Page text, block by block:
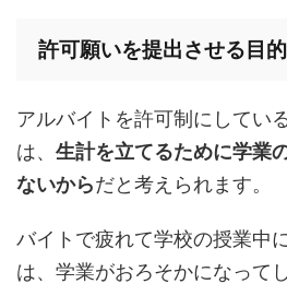
許可願いを提出させる目的
アルバイトを許可制にしてい
は、 生計を立てるために学業
ないからだと考えられます。
バイトで疲れて学校の授業中
は、学業がおろそかになって